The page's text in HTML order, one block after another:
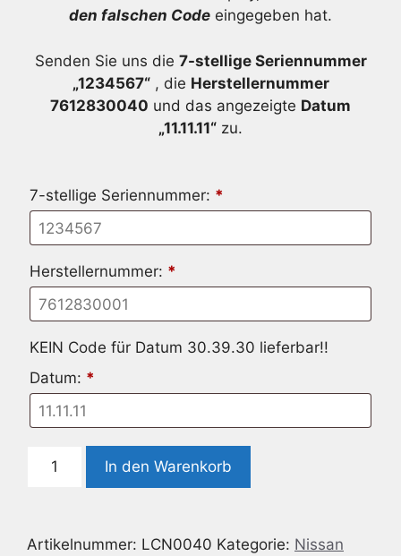
den falschen Code eingegeben hat.
Senden Sie uns die 7-stellige Seriennummer
„1234567“, die Herstellernummer
7612830040 und das angezeigte Datum
„11.11.11“ zu.
7-stellige Seriennummer: *
Herstellernummer: *
KEIN Code für Datum 30.39.30 lieferbar!!
Datum: *
Radio
Nissan
In den Warenkorb
Artikelnummer: LCN0040 Kategorie: Nissan